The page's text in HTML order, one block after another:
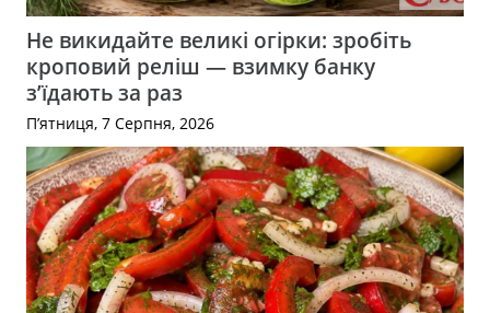
Не викидайте великі огірки: зробіть
кроповий реліш — взимку банку
з’їдають за раз
П’ятниця, 7 Серпня, 2026